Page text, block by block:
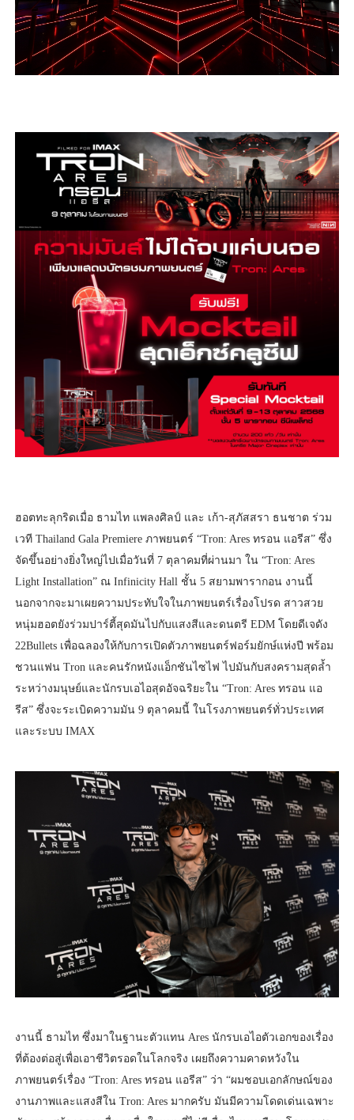
ฮอตทะลุกริดเมื่อ ธามไท แพลงศิลป์ และ เก้า-สุภัสสรา ธนชาต ร่วม
เวที Thailand Gala Premiere ภาพยนตร์ “Tron: Ares ทรอน แอรีส” ซึ่ง
จัดขึ้นอย่างยิ่งใหญ่ไปเมื่อวันที่ 7 ตุลาคมที่ผ่านมา ใน “Tron: Ares
Light Installation” ณ Infinicity Hall ชั้น 5 สยามพารากอน งานนี้
นอกจากจะมาเผยความประทับใจในภาพยนตร์เรื่องโปรด สาวสวย
หนุ่มฮอตยังร่วมปาร์ตี้สุดมันไปกับแสงสีและดนตรี EDM โดยดีเจดัง
22Bullets เพื่อฉลองให้กับการเปิดตัวภาพยนตร์ฟอร์มยักษ์แห่งปี พร้อม
ชวนแฟน Tron และคนรักหนังแอ็กชันไซไฟ ไปมันกับสงครามสุดล้ำ
ระหว่างมนุษย์และนักรบเอไอสุดอัจฉริยะใน “Tron: Ares ทรอน แอ
รีส” ซึ่งจะระเบิดความมัน 9 ตุลาคมนี้ ในโรงภาพยนตร์ทั่วประเทศ
และระบบ IMAX
งานนี้ ธามไท ซึ่งมาในฐานะตัวแทน Ares นักรบเอไอตัวเอกของเรื่อง
ที่ต้องต่อสู่เพื่อเอาชีวิตรอดในโลกจริง เผยถึงความคาดหวังใน
ภาพยนตร์เรื่อง “Tron: Ares ทรอน แอรีส” ว่า “ผมชอบเอกลักษณ์ของ
งานภาพและแสงสีใน Tron: Ares มากครับ มันมีความโดดเด่นเฉพาะ